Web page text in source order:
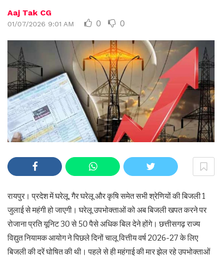
Aaj Tak CG
01/07/2026 9:01 AM 0 0
रायपुर। प्रदेश में घरेलू, गैर घरेलू और कृषि समेत सभी श्रेणियों की बिजली 1
जुलाई से महंगी हो जाएगी। घरेलू उपभोक्ताओं को अब बिजली खपत करने पर
रोजाना प्रति यूनिट 30 से 50 पैसे अधिक बिल देने होंगे। छत्तीसगढ़ राज्य
विद्युत नियामक आयोग ने पिछले दिनों चालू वित्तीय वर्ष 2026-27 के लिए
बिजली की दरें घोषित की थी। पहले से ही महंगाई की मार झेल रहे उपभोक्ताओं